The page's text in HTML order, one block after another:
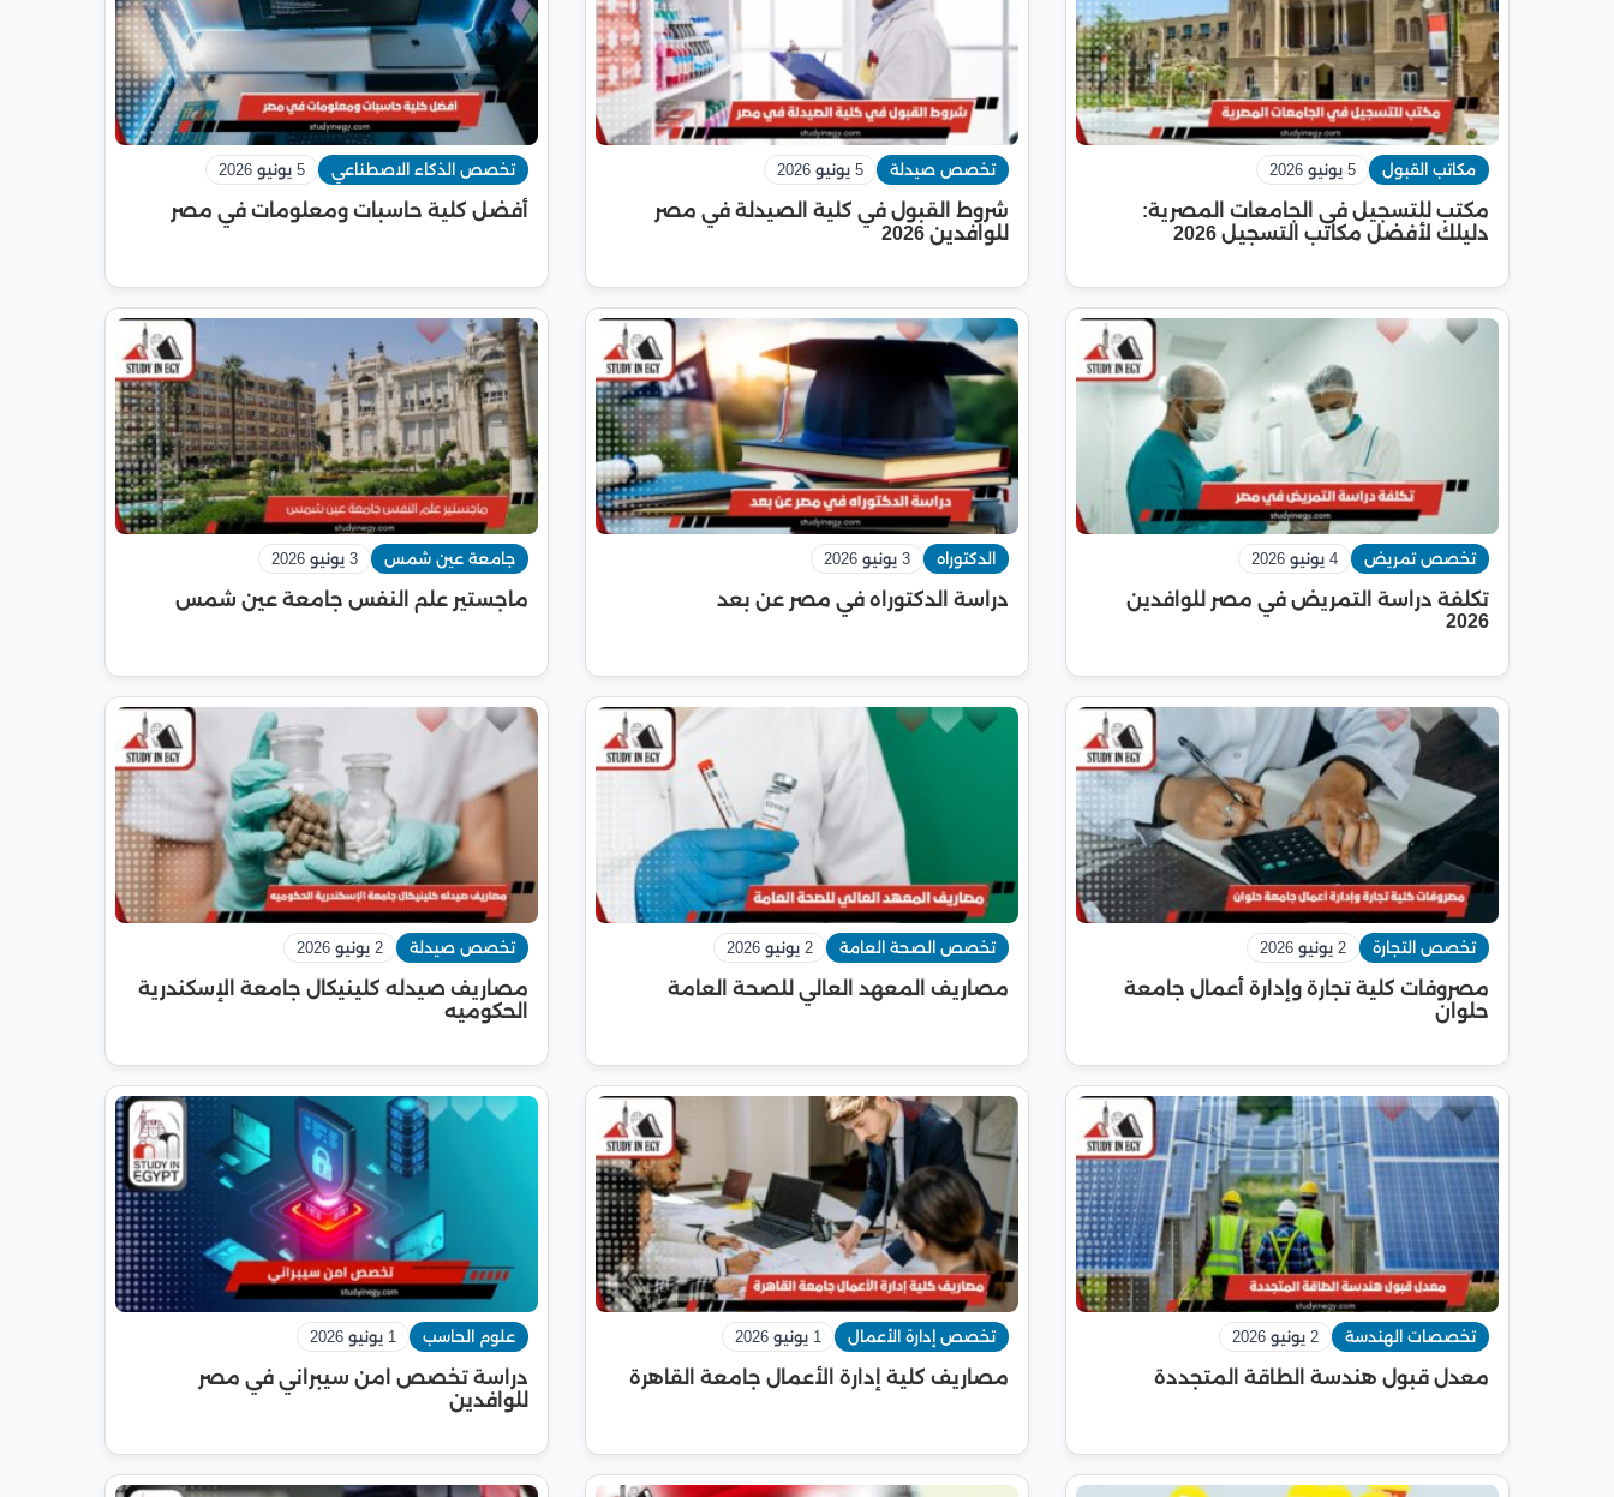
مكاتب القبول 5 يونيو 2026
مكتب للتسجيل في الجامعات المصرية:
دليلك لأفضل مكاتب التسجيل 2026
تخصص صيدلة 5 يونيو 2026
شروط القبول في كلية الصيدلة في مصر
للوافدين 2026
تخصص الذكاء الاصطناعي 5 يونيو 2026
أفضل كلية حاسبات ومعلومات في مصر
تخصص تمريض 4 يونيو 2026
تكلفة دراسة التمريض في مصر للوافدين
2026
الدكتوراه 3 يونيو 2026
دراسة الدكتوراه في مصر عن بعد
جامعة عين شمس 3 يونيو 2026
ماجستير علم النفس جامعة عين شمس
تخصص التجارة 2 يونيو 2026
مصروفات كلية تجارة وإدارة أعمال جامعة
حلوان
تخصص الصحة العامة 2 يونيو 2026
مصاريف المعهد العالي للصحة العامة
تخصص صيدلة 2 يونيو 2026
مصاريف صيدله كلينيكال جامعة الإسكندرية
الحكوميه
تخصصات الهندسة 2 يونيو 2026
معدل قبول هندسة الطاقة المتجددة
تخصص إدارة الأعمال 1 يونيو 2026
مصاريف كلية إدارة الأعمال جامعة القاهرة
علوم الحاسب 1 يونيو 2026
دراسة تخصص امن سيبراني في مصر
للوافدين